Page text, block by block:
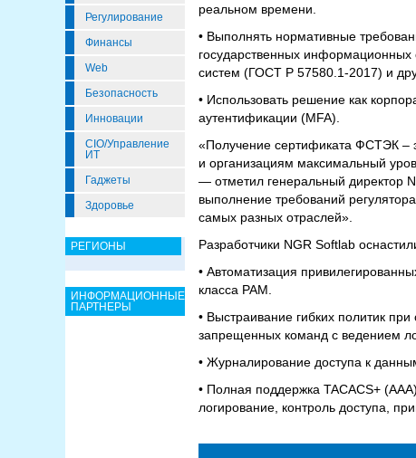
Регулирование
Финансы
Web
Безопасность
Инновации
CIO/Управление
ИТ
Гаджеты
Здоровье
РЕГИОНЫ
ИНФОРМАЦИОННЫЕ
ПАРТНЕРЫ
реальном времени.
• Выполнять нормативные
государственных
систем (ГОСТ Р 57580.1-2017) и
• Использовать решение как
аутентификации (MFA).
«Получение сертификата ФСТЭК –
и организациям максимальный
— отметил генеральный директор
выполнение требований
самых разных отраслей».
Разработчики NGR Softlab
• Автоматизация
класса PAM.
• Выстраивание гибких политик
запрещенных команд с ведением
• Журналирование доступа к
• Полная поддержка TACACS+
логирование, контроль доступа,